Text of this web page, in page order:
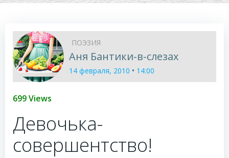
ПОЭЗИЯ
Аня Бантики-в-слезах
14 февраля, 2010 • 14:00
699 Views
Девочька-
совершентство!